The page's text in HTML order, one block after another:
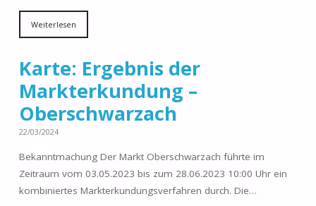
Weiterlesen
Karte: Ergebnis der
Markterkundung –
Oberschwarzach
22/03/2024
Bekanntmachung Der Markt Oberschwarzach führte im
Zeitraum vom 03.05.2023 bis zum 28.06.2023 10:00 Uhr ein
kombiniertes Markterkundungsverfahren durch. Die…